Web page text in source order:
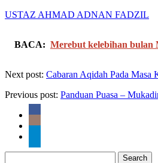
USTAZ AHMAD ADNAN FADZIL
BACA: Merebut kelebihan bulan
Next post: Cabaran Aqidah Pada Masa
Previous post: Panduan Puasa –